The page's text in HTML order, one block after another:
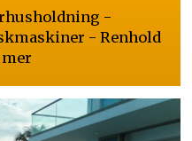
-
- Renhold